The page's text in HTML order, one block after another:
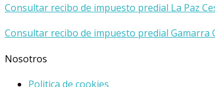
Consultar recibo de impuesto predial La Paz
Consultar recibo de impuesto predial Gamarra
Nosotros
Politica de cookies